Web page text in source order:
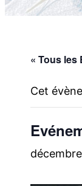
« Tous les
Cet